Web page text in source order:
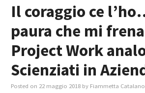
Il coraggio ce
paura che mi
Project Work
Scienziati in
Posted on 22 maggio 2018 by Fiammetta Catalano